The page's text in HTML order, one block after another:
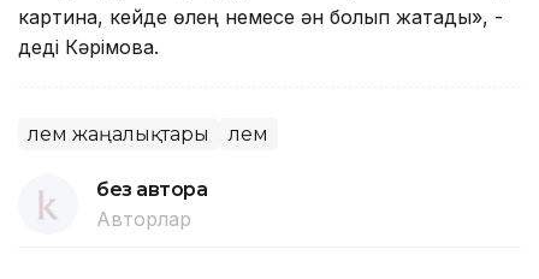
картина, кейде өлең немесе ән болып жатады», -
деді Кәрімова.
Әлем жаңалықтары Әлем
без автора
Авторлар